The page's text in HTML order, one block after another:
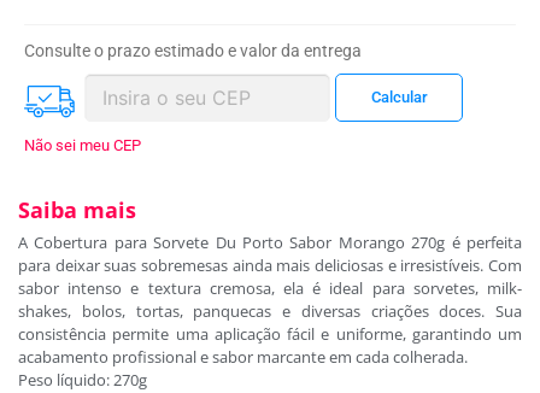
Consulte o prazo estimado e valor da entrega
Não sei meu CEP
Saiba mais
A Cobertura para Sorvete Du Porto Sabor Morango 270g é perfeita
para deixar suas sobremesas ainda mais deliciosas e irresistíveis. Com
sabor intenso e textura cremosa, ela é ideal para sorvetes, milk-
shakes, bolos, tortas, panquecas e diversas criações doces. Sua
consistência permite uma aplicação fácil e uniforme, garantindo um
acabamento profissional e sabor marcante em cada colherada.
Peso líquido: 270g